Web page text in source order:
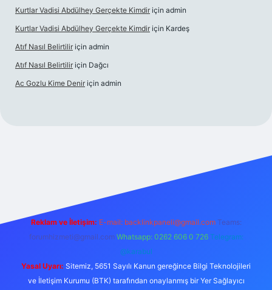
Kurtlar Vadisi Abdülhey Gerçekte Kimdir için admin
Kurtlar Vadisi Abdülhey Gerçekte Kimdir için Kardeş
Atıf Nasıl Belirtilir için admin
Atıf Nasıl Belirtilir için Dağcı
Ac Gozlu Kime Denir için admin
Reklam ve İletişim: E-mail: backlinkpaneli@gmail.com Teams:
forumhizmeti@gmail.com Whatsapp: 0262 606 0 726 Telegram:
@karabul
Yasal Uyarı: Sitemiz, 5651 Sayılı Kanun gereğince Bilgi Teknolojileri
ve İletişim Kurumu (BTK) tarafından onaylanmış bir Yer Sağlayıcı